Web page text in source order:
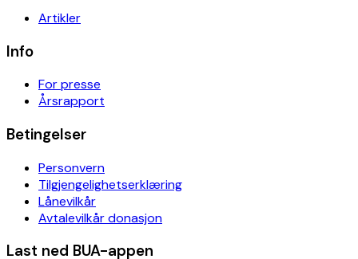
Artikler
Info
For presse
Årsrapport
Betingelser
Personvern
Tilgjengelighetserklæring
Lånevilkår
Avtalevilkår donasjon
Last ned BUA-appen